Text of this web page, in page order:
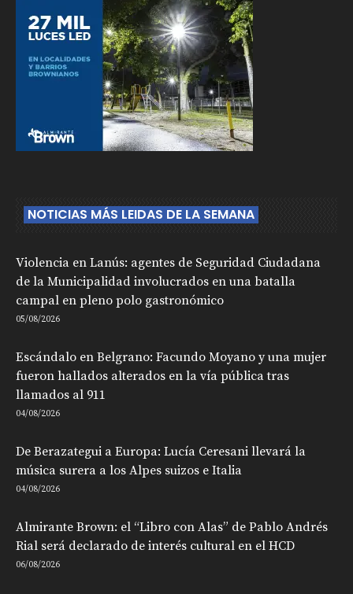
NOTICIAS MÁS LEIDAS DE LA SEMANA
Violencia en Lanús: agentes de Seguridad Ciudadana
de la Municipalidad involucrados en una batalla
campal en pleno polo gastronómico
05/08/2026
Escándalo en Belgrano: Facundo Moyano y una mujer
fueron hallados alterados en la vía pública tras
llamados al 911
04/08/2026
De Berazategui a Europa: Lucía Ceresani llevará la
música surera a los Alpes suizos e Italia
04/08/2026
Almirante Brown: el “Libro con Alas” de Pablo Andrés
Rial será declarado de interés cultural en el HCD
06/08/2026